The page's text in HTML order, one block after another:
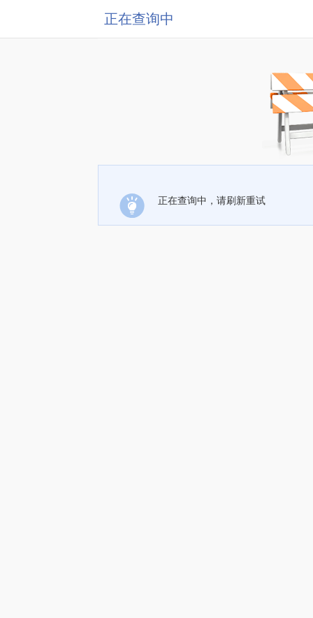
正在查询中
正在查询中，请刷新重试